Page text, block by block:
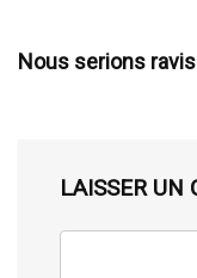
Nous serions
LAISSER UN